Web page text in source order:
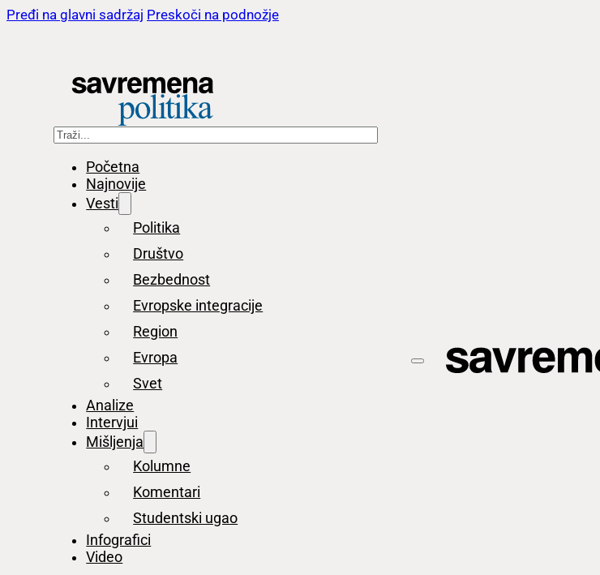
Pređi na glavni sadržaj Preskoči na podnožje
Pretraga
Početna
Najnovije
Vesti
Politika
Društvo
Bezbednost
Evropske integracije
Region
Evropa
Svet
Analize
Intervjui
Mišljenja
Kolumne
Komentari
Studentski ugao
Infografici
Video